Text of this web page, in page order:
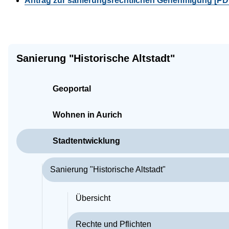
Sanierung "Historische Altstadt"
Geoportal
Wohnen in Aurich
Stadtentwicklung
Sanierung "Historische Altstadt"
Übersicht
Rechte und Pflichten